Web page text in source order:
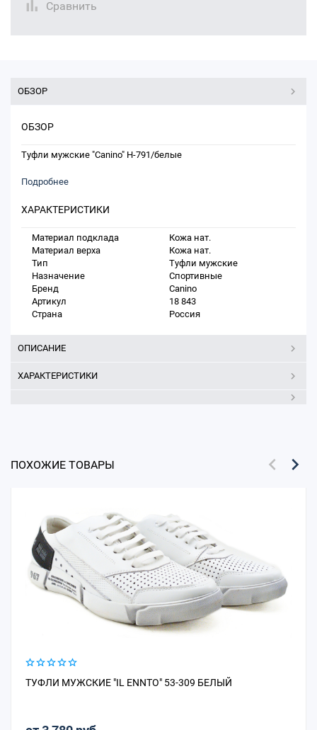
Сравнить
ОБЗОР
ОБЗОР
Туфли мужские "Canino" H-791/белые
Подробнее
ХАРАКТЕРИСТИКИ
Материал подклада
Кожа нат.
Материал верха
Кожа нат.
Тип
Туфли мужские
Назначение
Спортивные
Бренд
Canino
Артикул
18 843
Страна
Россия
ОПИСАНИЕ
ХАРАКТЕРИСТИКИ
ПОХОЖИЕ ТОВАРЫ
ТУФЛИ МУЖСКИЕ "IL ENNTO" 53-309 БЕЛЫЙ